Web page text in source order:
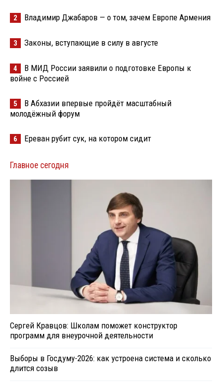
2 Владимир Джабаров — о том, зачем Европе Армения
3 Законы, вступающие в силу в августе
4
В МИД России заявили о подготовке Европы к
войне с Россией
5
В Абхазии впервые пройдёт масштабный
молодёжный форум
6 Ереван рубит сук, на котором сидит
Главное сегодня
Сергей Кравцов: Школам поможет конструктор
программ для внеурочной деятельности
Выборы в Госдуму-2026: как устроена система и сколько
длится созыв